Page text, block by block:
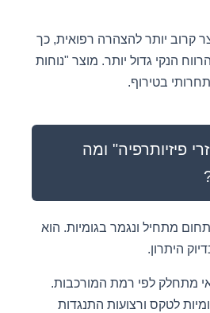
קרוב יותר להצהרה רפואית, כך
הנקי גדול יותר. מוצר "נוחות
בטירוף.
פיזיותרפיה" ומה
מתחיל ונגמר בגומיות. הוא
היתרון.
מתחלק לפי רמת המורכבות.
לטקס ורצועות התנגדות